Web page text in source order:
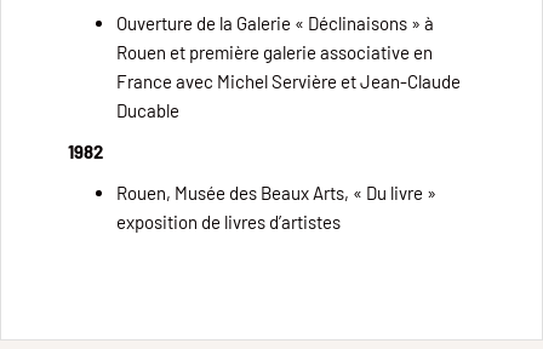
Ouverture de la Galerie « Déclinaisons » à
Rouen et première galerie associative en
France avec Michel Servière et Jean-Claude
Ducable
1982
Rouen, Musée des Beaux Arts, « Du livre »
exposition de livres d’artistes